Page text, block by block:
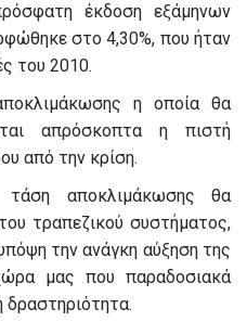
έκδοση εξάμηνων
στο 4,30%, που ήταν
του 2010.
η οποία θα
απρόσκοπτα η πιστή
από την κρίση.
τάση αποκλιμάκωσης θα
τραπεζικού συστήματος,
την ανάγκη αύξηση της
μας που παραδοσιακά
δραστηριότητα.